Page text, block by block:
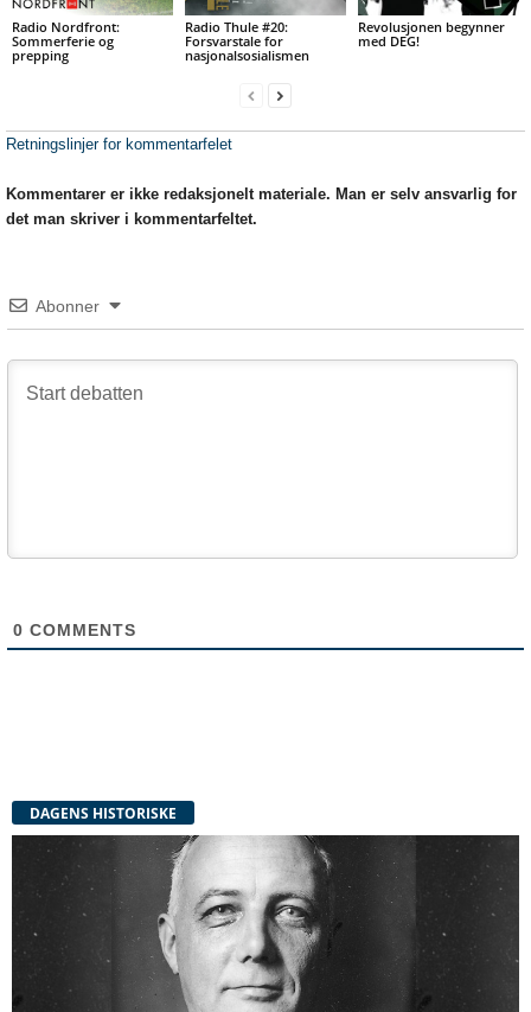
Radio Nordfront:
Sommerferie og
prepping
Radio Thule #20:
Forsvarstale for
nasjonalsosialismen
Revolusjonen begynner
med DEG!
Retningslinjer for kommentarfelet
Kommentarer er ikke redaksjonelt materiale. Man er selv ansvarlig for
det man skriver i kommentarfeltet.
Abonner
0 COMMENTS
DAGENS HISTORISKE